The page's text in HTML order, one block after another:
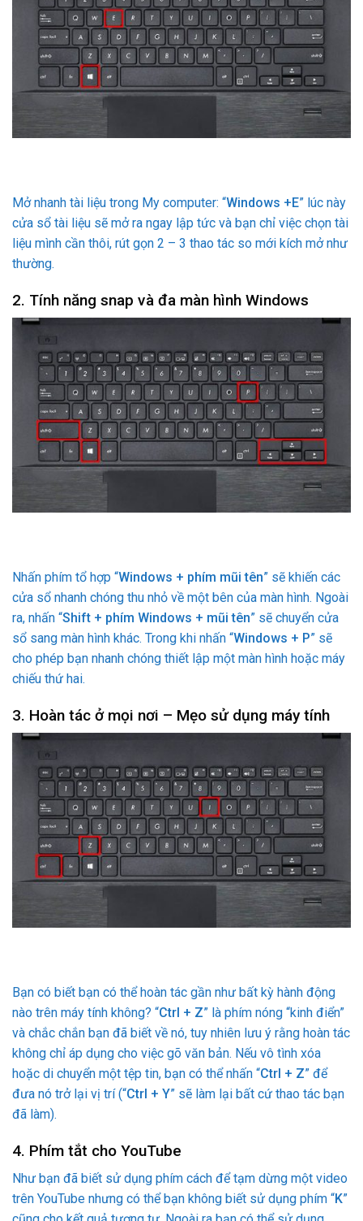
Mở nhanh tài liệu trong My computer: “Windows +E” lúc này
cửa sổ tài liệu sẽ mở ra ngay lập tức và bạn chỉ việc chọn tài
liệu mình cần thôi, rút gọn 2 – 3 thao tác so mới kích mở như
thường.
2. Tính năng snap và đa màn hình Windows
Nhấn phím tổ hợp “Windows + phím mũi tên” sẽ khiến các
cửa sổ nhanh chóng thu nhỏ về một bên của màn hình. Ngoài
ra, nhấn “Shift + phím Windows + mũi tên” sẽ chuyển cửa
sổ sang màn hình khác. Trong khi nhấn “Windows + P” sẽ
cho phép bạn nhanh chóng thiết lập một màn hình hoặc máy
chiếu thứ hai.
3. Hoàn tác ở mọi nơi – Mẹo sử dụng máy tính
Bạn có biết bạn có thể hoàn tác gần như bất kỳ hành động
nào trên máy tính không? “Ctrl + Z” là phím nóng “kinh điển”
và chắc chắn bạn đã biết về nó, tuy nhiên lưu ý rằng hoàn tác
không chỉ áp dụng cho việc gõ văn bản. Nếu vô tình xóa
hoặc di chuyển một tệp tin, bạn có thể nhấn “Ctrl + Z” để
đưa nó trở lại vị trí (“Ctrl + Y” sẽ làm lại bất cứ thao tác bạn
đã làm).
4. Phím tắt cho YouTube
Như bạn đã biết sử dụng phím cách để tạm dừng một video
trên YouTube nhưng có thể bạn không biết sử dụng phím “K”